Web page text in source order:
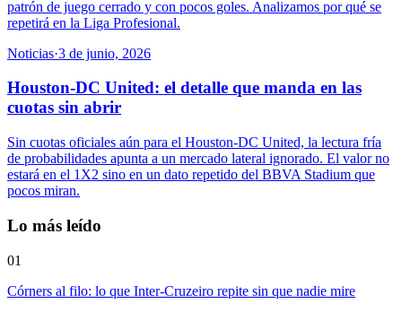
patrón de juego cerrado y con pocos goles. Analizamos por qué se
repetirá en la Liga Profesional.
Noticias·3 de junio, 2026
Houston-DC United: el detalle que manda en las
cuotas sin abrir
Sin cuotas oficiales aún para el Houston-DC United, la lectura fría
de probabilidades apunta a un mercado lateral ignorado. El valor no
estará en el 1X2 sino en un dato repetido del BBVA Stadium que
pocos miran.
Lo más leído
01
Córners al filo: lo que Inter-Cruzeiro repite sin que nadie mire